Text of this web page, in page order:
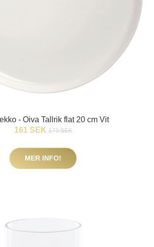
- Oiva Tallrik flat 20 cm Vit
161 SEK 179 SEK
MER INFO!